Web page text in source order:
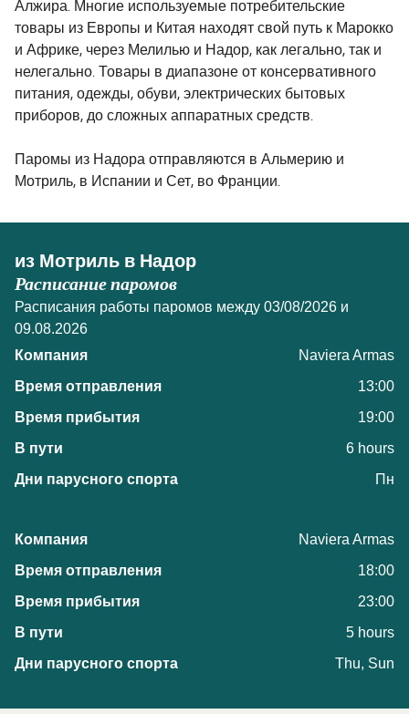
Алжира. Многие используемые потребительские
товары из Европы и Китая находят свой путь к Марокко
и Африке, через Мелилью и Надор, как легально, так и
нелегально. Товары в диапазоне от консервативного
питания, одежды, обуви, электрических бытовых
приборов, до сложных аппаратных средств.
Паромы из Надора отправляются в Альмерию и
Мотриль, в Испании и Сет, во Франции.
из Мотриль в Надор
Расписание паромов
Расписания работы паромов между 03/08/2026 и
09.08.2026
Naviera Armas
13:00
19:00
6 hours
Пн
Naviera Armas
18:00
23:00
5 hours
Thu, Sun